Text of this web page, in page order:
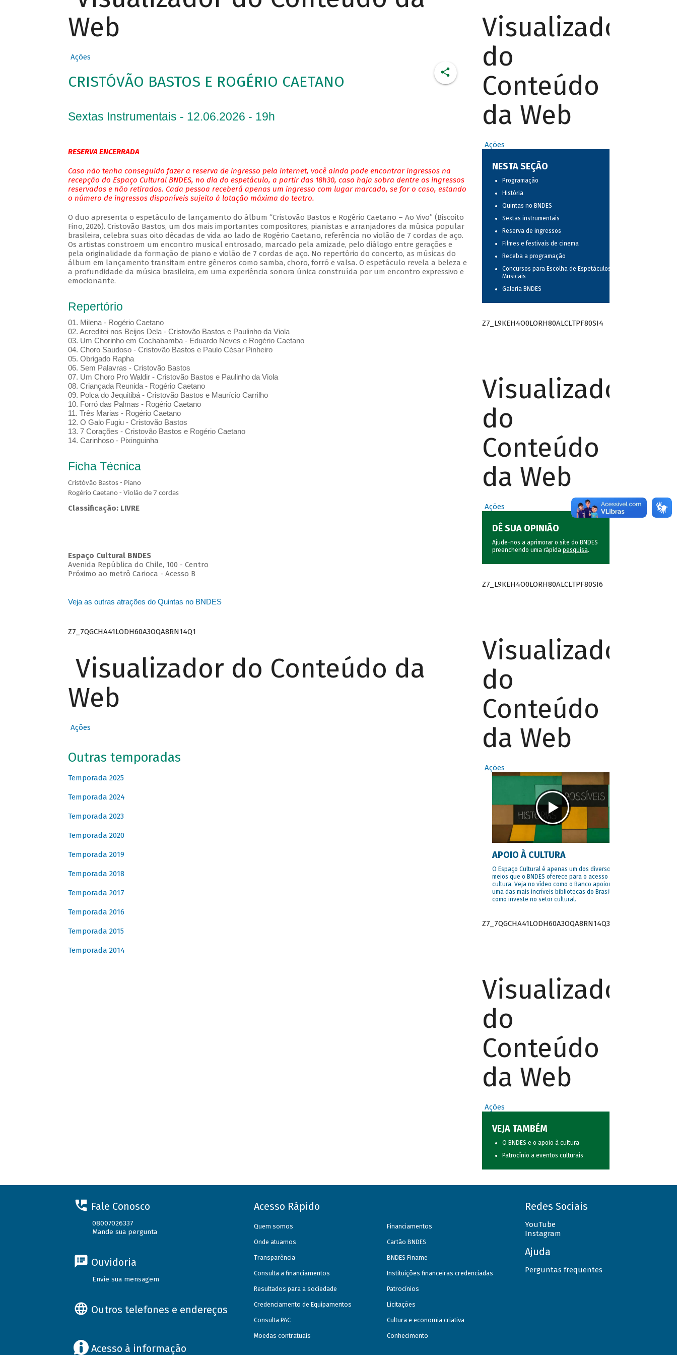
Web
Ações
CRISTÓVÃO BASTOS E ROGÉRIO CAETANO
Sextas Instrumentais - 12.06.2026 - 19h
RESERVA ENCERRADA
Caso não tenha conseguido fazer a reserva de ingresso pela internet, você ainda pode encontrar ingressos na
recepção do Espaço Cultural BNDES, no dia do espetáculo, a partir das 18h30, caso haja sobra dentre os ingressos
reservados e não retirados. Cada pessoa receberá apenas um ingresso com lugar marcado, se for o caso, estando
o número de ingressos disponíveis sujeito à lotação máxima do teatro.
O duo apresenta o espetáculo de lançamento do álbum “Cristovão Bastos e Rogério Caetano – Ao Vivo” (Biscoito
Fino, 2026). Cristovão Bastos, um dos mais importantes compositores, pianistas e arranjadores da música popular
brasileira, celebra suas oito décadas de vida ao lado de Rogério Caetano, referência no violão de 7 cordas de aço.
Os artistas constroem um encontro musical entrosado, marcado pela amizade, pelo diálogo entre gerações e
pela originalidade da formação de piano e violão de 7 cordas de aço. No repertório do concerto, as músicas do
álbum em lançamento transitam entre gêneros como samba, choro, forró e valsa. O espetáculo revela a beleza e
a profundidade da música brasileira, em uma experiência sonora única construída por um encontro expressivo e
emocionante.
Repertório
01. Milena - Rogério Caetano
02. Acreditei nos Beijos Dela - Cristovão Bastos e Paulinho da Viola
03. Um Chorinho em Cochabamba - Eduardo Neves e Rogério Caetano
04. Choro Saudoso - Cristovão Bastos e Paulo César Pinheiro
05. Obrigado Rapha
06. Sem Palavras - Cristovão Bastos
07. Um Choro Pro Waldir - Cristovão Bastos e Paulinho da Viola
08. Criançada Reunida - Rogério Caetano
09. Polca do Jequitibá - Cristovão Bastos e Maurício Carrilho
10. Forró das Palmas - Rogério Caetano
11. Três Marias - Rogério Caetano
12. O Galo Fugiu - Cristovão Bastos
13. 7 Corações - Cristovão Bastos e Rogério Caetano
14. Carinhoso - Pixinguinha
Ficha Técnica
Cristóvão Bastos - Piano
Rogério Caetano - Violão de 7 cordas
Classificação: LIVRE
Espaço Cultural BNDES
Avenida República do Chile, 100 - Centro
Próximo ao metrô Carioca - Acesso B
Veja as outras atrações do Quintas no BNDES
Z7_7QGCHA41LODH60A3OQA8RN14Q1
Visualizador do Conteúdo da
Web
Ações
Outras temporadas
Temporada 2025
Temporada 2024
Temporada 2023
Temporada 2020
Temporada 2019
Temporada 2018
Temporada 2017
Temporada 2016
Temporada 2015
Temporada 2014
Visualizador
do
Conteúdo
da Web
Ações
NESTA SEÇÃO
Programação
História
Quintas no BNDES
Sextas instrumentais
Reserva de ingressos
Filmes e festivais de cinema
Receba a programação
Concursos para Escolha de Espetáculos
Musicais
Galeria BNDES
Z7_L9KEH4O0LORH80ALCLTPF80SI4
Visualizador
do
Conteúdo
da Web
Ações
DÊ SUA OPINIÃO
Ajude-nos a aprimorar o site do BNDES
preenchendo uma rápida pesquisa.
Z7_L9KEH4O0LORH80ALCLTPF80SI6
Visualizador
do
Conteúdo
da Web
Ações
APOIO À CULTURA
O Espaço Cultural é apenas um dos diversos
meios que o BNDES oferece para o acesso à
cultura. Veja no vídeo como o Banco apoiou
uma das mais incríveis bibliotecas do Brasil e
como investe no setor cultural.
Z7_7QGCHA41LODH60A3OQA8RN14Q3
Visualizador
do
Conteúdo
da Web
Ações
VEJA TAMBÉM
O BNDES e o apoio à cultura
Patrocínio a eventos culturais
Fale Conosco
08007026337
Mande sua pergunta
Ouvidoria
Envie sua mensagem
Outros telefones e endereços
Acesso à informação
Acesso Rápido
Quem somos
Onde atuamos
Transparência
Consulta a financiamentos
Resultados para a sociedade
Credenciamento de Equipamentos
Consulta PAC
Moedas contratuais
Financiamentos
Cartão BNDES
BNDES Finame
Instituições financeiras credenciadas
Patrocínios
Licitações
Cultura e economia criativa
Conhecimento
Redes Sociais
YouTube
Instagram
Ajuda
Perguntas frequentes